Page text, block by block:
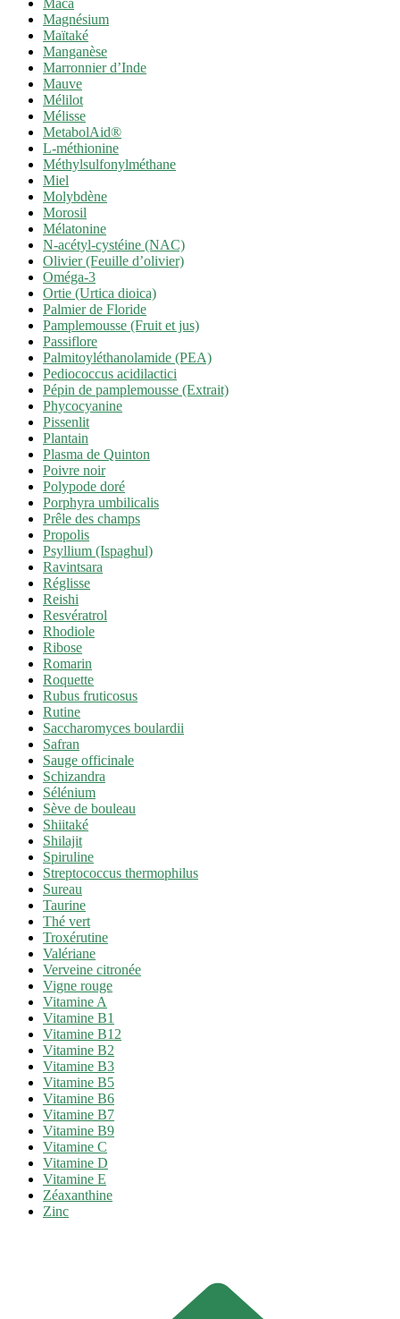
Maca
Magnésium
Maïtaké
Manganèse
Marronnier d’Inde
Mauve
Mélilot
Mélisse
MetabolAid®
L-méthionine
Méthylsulfonylméthane
Miel
Molybdène
Morosil
Mélatonine
N-acétyl-cystéine (NAC)
Olivier (Feuille d’olivier)
Oméga-3
Ortie (Urtica dioica)
Palmier de Floride
Pamplemousse (Fruit et jus)
Passiflore
Palmitoyléthanolamide (PEA)
Pediococcus acidilactici
Pépin de pamplemousse (Extrait)
Phycocyanine
Pissenlit
Plantain
Plasma de Quinton
Poivre noir
Polypode doré
Porphyra umbilicalis
Prêle des champs
Propolis
Psyllium (Ispaghul)
Ravintsara
Réglisse
Reishi
Resvératrol
Rhodiole
Ribose
Romarin
Roquette
Rubus fruticosus
Rutine
Saccharomyces boulardii
Safran
Sauge officinale
Schizandra
Sélénium
Sève de bouleau
Shiitaké
Shilajit
Spiruline
Streptococcus thermophilus
Sureau
Taurine
Thé vert
Troxérutine
Valériane
Verveine citronée
Vigne rouge
Vitamine A
Vitamine B1
Vitamine B12
Vitamine B2
Vitamine B3
Vitamine B5
Vitamine B6
Vitamine B7
Vitamine B9
Vitamine C
Vitamine D
Vitamine E
Zéaxanthine
Zinc